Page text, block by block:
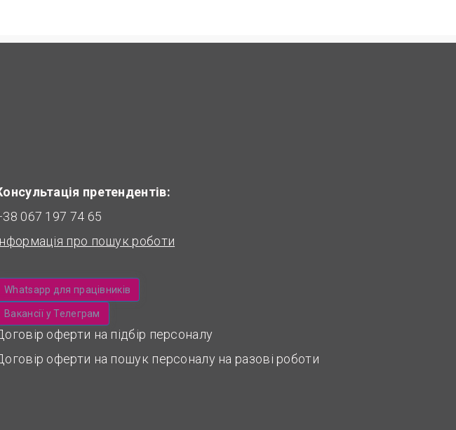
претендентів:
067 197 74 65
про пошук роботи
Whatsapp для працівників
Вакансії у Телеграм
оферти на підбір персоналу
оферти на пошук персоналу на разові роботи